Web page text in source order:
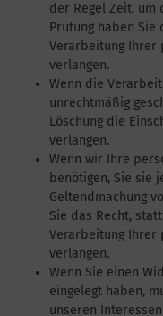
der Regel Zeit, um
Prüfung haben Sie
Verarbeitung Ihrer
verlangen.
Wenn die
unrechtmäßig
Löschung die
verlangen.
Wenn wir Ihre
benötigen, Sie sie
Geltendmachung
Sie das Recht,
Verarbeitung Ihrer
verlangen.
Wenn Sie einen
eingelegt haben,
unseren